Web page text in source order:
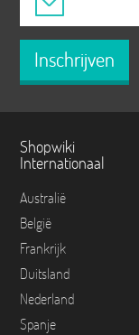
Inschrijven
Shopwiki
Internationaal
Australië
België
Frankrijk
Duitsland
Nederland
Spanje